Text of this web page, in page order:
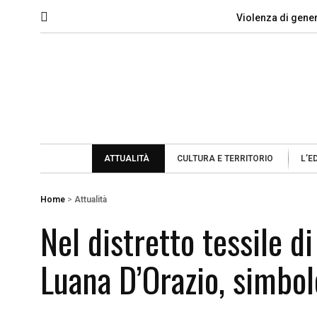
Violenza di
ATTUALITÀ CULTURA E TERRITORIO
Home > Attualità
Nel distretto tessile
Luana D’Orazio,